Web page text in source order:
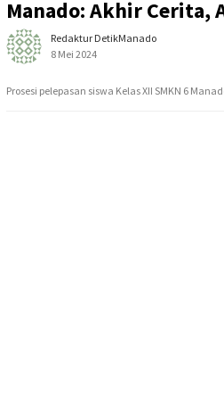
Manado: Akhir Cerita,
Redaktur DetikManado
8 Mei 2024
Prosesi pelepasan siswa Kelas XII SMKN 6